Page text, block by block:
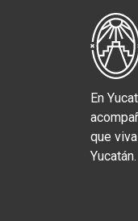
En
que
Yucatán.